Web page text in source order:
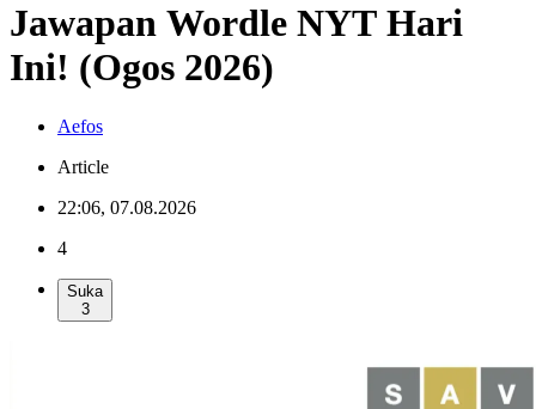
Jawapan Wordle NYT Hari
Ini! (Ogos 2026)
Aefos
Article
22:06, 07.08.2026
4
Suka
3